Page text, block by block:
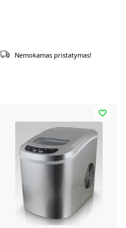
Nemokamas pristatymas!